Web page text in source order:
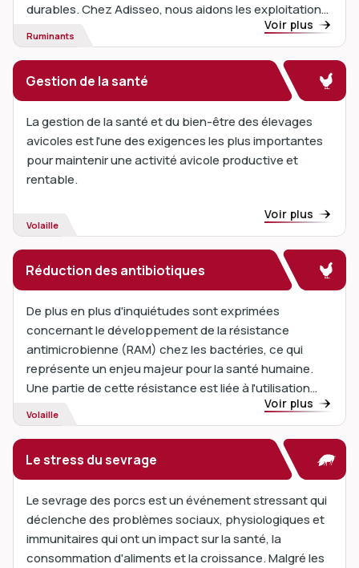
durables. Chez Adisseo, nous aidons les exploitations
laitières à diminuer leur empreinte carbone grâce à
des solutions nutritionnelles fondées sur la science.
Voir plus
Ruminants
Gestion de la santé
La gestion de la santé et du bien-être des élevages
avicoles est l'une des exigences les plus importantes
pour maintenir une activité avicole productive et
rentable.
Voir plus
Volaille
Réduction des antibiotiques
De plus en plus d'inquiétudes sont exprimées
concernant le développement de la résistance
antimicrobienne (RAM) chez les bactéries, ce qui
représente un enjeu majeur pour la santé humaine.
Une partie de cette résistance est liée à l'utilisation
des antibiotiques chez les animaux d'élevage.Voir plus
Volaille
Le stress du sevrage
Le sevrage des porcs est un événement stressant qui
déclenche des problèmes sociaux, physiologiques et
immunitaires qui ont un impact sur la santé, la
consommation d'aliments et la croissance. Malgré les